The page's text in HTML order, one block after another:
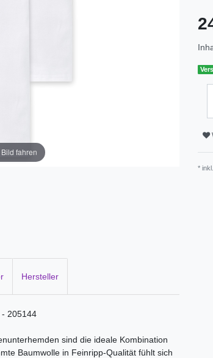
fahren
*
Hersteller
- 205144
sind die ideale Kombination
Baumwolle in Feinripp-Qualität fühlt sich